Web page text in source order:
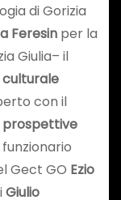
di Gorizia
Feresin per la
Giulia– il
culturale
con il
Gect GO Ezio
Giulio